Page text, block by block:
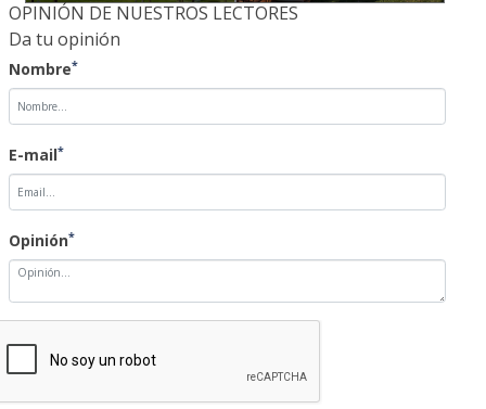
OPINIÓN DE NUESTROS LECTORES
Da tu opinión
Nombre*
E-mail*
Opinión*